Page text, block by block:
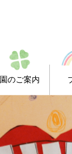
園のご案内